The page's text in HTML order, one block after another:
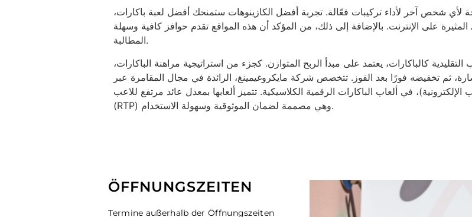
لأي شخص آخر لأداء تركيبات فعّالة. تجربة أفضل الكازينوهات ستمنحك أفضل لعبة باكارات،
المثيرة على الإنترنت. بالإضافة إلى ذلك، من المؤكد أن هذه المواقع تقدم حوافز كافية وسهلة
المطالبة.
كالباكارات، يعتمد على مبدأ الربح المتوازن. كجزء من استراتيجية مراهنة الباكارات،
ثم تخفيضه فورًا بعد الفوز. تتخصص شركة مايكروغيمينغ، الرائدة في مجال المقامرة عبر
في ألعاب الباكارات الرقمية الكلاسيكية. تتميز ألعابها بمعدل عائد مرتفع للاعب
(RTP) وهي مصممة لضمان الموثوقية وسهولة الاستخدام.
ÖFFNUNGSZEITEN
Termine außerhalb der Öffnungszeiten